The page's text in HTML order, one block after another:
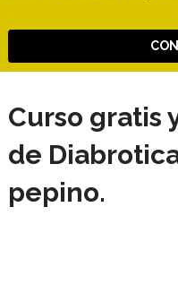
Curso gratis
de
pepino.